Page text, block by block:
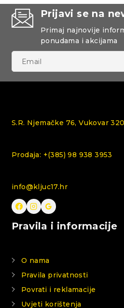
Prijavi se na
Primaj najnovije
ponudama i akcijama
S.R. Njemačke 76, Vukovar
Prodaja: +(385) 98 938 3953
info@kljuc17.hr
Pravila i informacije
O nama
Pravila privatnosti
Povrati i reklamacije
Uvjeti korištenja